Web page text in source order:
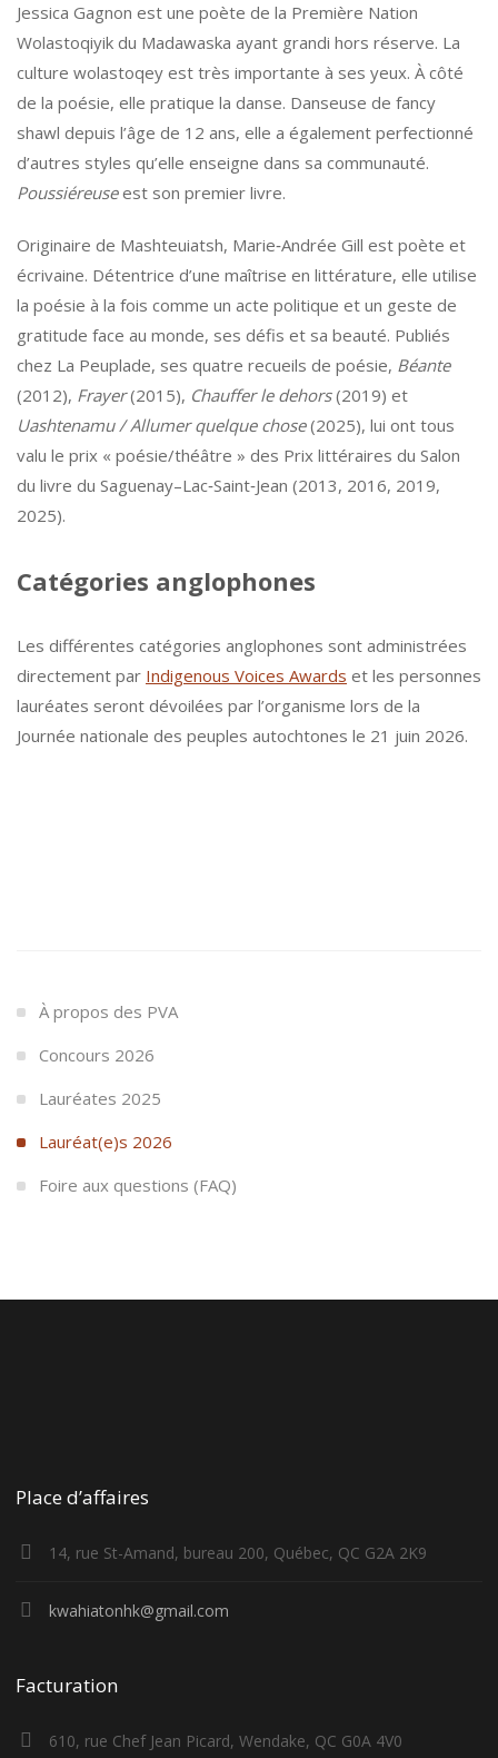
Jessica Gagnon est une poète de la Première Nation
Wolastoqiyik du Madawaska ayant grandi hors réserve. La
culture wolastoqey est très importante à ses yeux. À côté
de la poésie, elle pratique la danse. Danseuse de fancy
shawl depuis l’âge de 12 ans, elle a également perfectionné
d’autres styles qu’elle enseigne dans sa communauté.
Poussiéreuseest son premier livre.
Originaire de Mashteuiatsh, Marie‑Andrée Gill est poète et
écrivaine. Détentrice d’une maîtrise en littérature, elle utilise
la poésie à la fois comme un acte politique et un geste de
gratitude face au monde, ses défis et sa beauté. Publiés
chez La Peuplade, ses quatre recueils de poésie, Béante
(2012), Frayer(2015), Chauffer le dehors(2019) et
Uashtenamu / Allumer quelque chose(2025), lui ont tous
valu le prix « poésie/théâtre » des Prix littéraires du Salon
du livre du Saguenay–Lac‑Saint‑Jean (2013, 2016, 2019,
2025).
Catégories anglophones
Les différentes catégories anglophones sont administrées
directement par Indigenous Voices Awards et les personnes
lauréates seront dévoilées par l’organisme lors de la
Journée nationale des peuples autochtones le 21 juin 2026.
À propos des PVA
Concours 2026
Lauréates 2025
Lauréat(e)s 2026
Foire aux questions (FAQ)
Place d’affaires
14, rue St-Amand, bureau 200, Québec, QC G2A 2K9
kwahiatonhk@gmail.com
Facturation
610, rue Chef Jean Picard, Wendake, QC G0A 4V0